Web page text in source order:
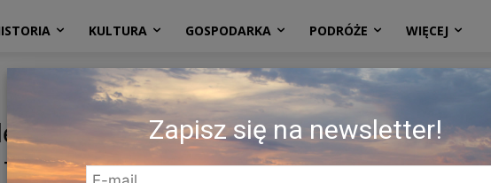
KULTURA GOSPODARKA PODRÓŻE WIĘCEJ
alei Wolności, pod nr 1 widoczny
18 maja 1972 roku, LYA, f. K-1, ap.
4, l. 90. Lietuvos ypatingasis
Zapisz się na newsletter!